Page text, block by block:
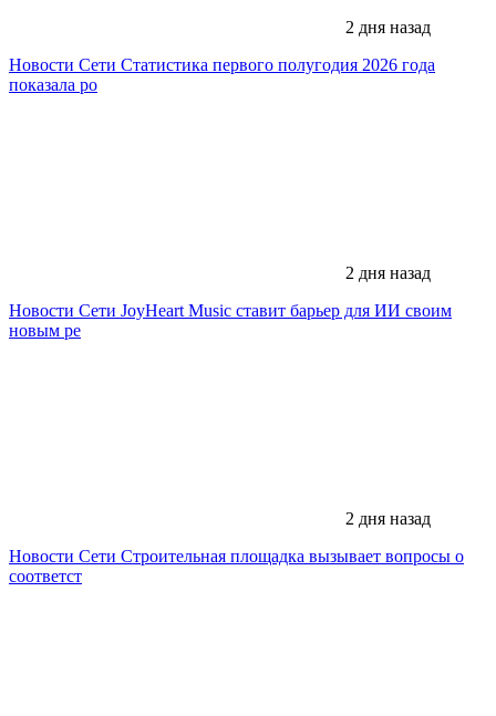
2 дня назад
Новости Сети Статистика первого полугодия 2026 года
показала ро
2 дня назад
Новости Сети JoyHeart Music ставит барьер для ИИ своим
новым ре
2 дня назад
Новости Сети Строительная площадка вызывает вопросы о
соответст